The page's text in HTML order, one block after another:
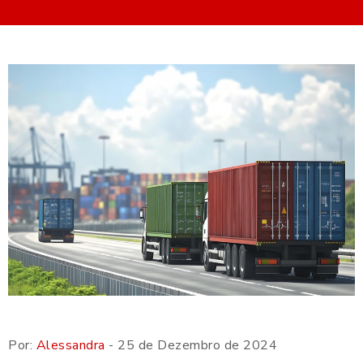
Por: Alessandra - 25 de Dezembro de 2024